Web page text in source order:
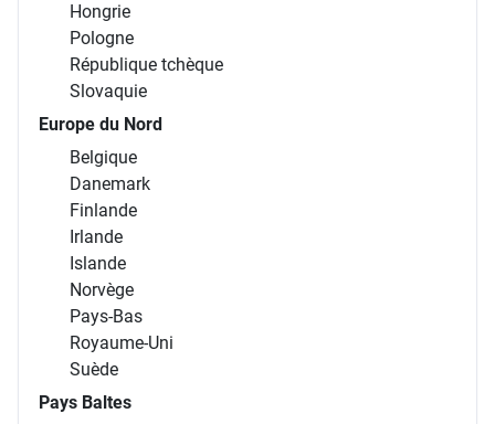
Hongrie
Pologne
République tchèque
Slovaquie
Europe du Nord
Belgique
Danemark
Finlande
Irlande
Islande
Norvège
Pays-Bas
Royaume-Uni
Suède
Pays Baltes